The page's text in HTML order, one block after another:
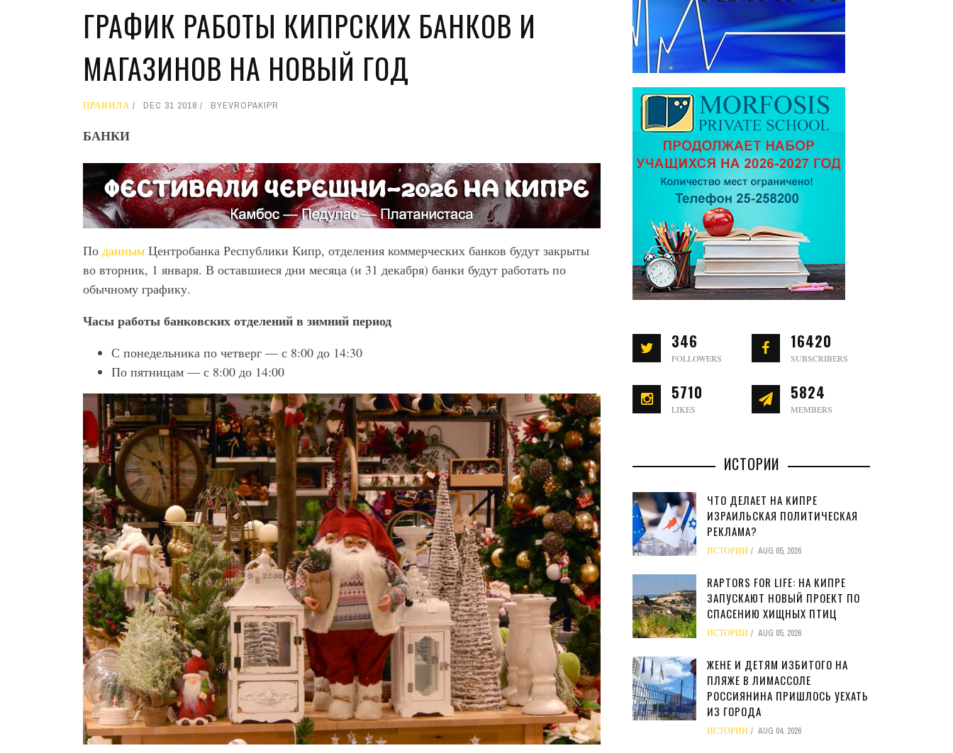
ГРАФИК РАБОТЫ КИПРСКИХ БАНКОВ И
МАГАЗИНОВ НА НОВЫЙ ГОД
ПРАВИЛА DEC 31 2018 BYEVROPAKIPR
БАНКИ
По данным Центробанка Республики Кипр, отделения коммерческих банков будут закрыты
во вторник, 1 января. В оставшиеся дни месяца (и 31 декабря) банки будут работать по
обычному графику.
Часы работы банковских отделений в зимний период
С понедельника по четверг — с 8:00 до 14:30
По пятницам — с 8:00 до 14:00
346
FOLLOWERS
16420
SUBSCRIBERS
5710
LIKES
5824
MEMBERS
ИСТОРИИ
ЧТО ДЕЛАЕТ НА КИПРЕ
ИЗРАИЛЬСКАЯ ПОЛИТИЧЕСКАЯ
РЕКЛАМА?
ИСТОРИИ AUG 05, 2026
RAPTORS FOR LIFE: НА КИПРЕ
ЗАПУСКАЮТ НОВЫЙ ПРОЕКТ ПО
СПАСЕНИЮ ХИЩНЫХ ПТИЦ
ИСТОРИИ AUG 05, 2026
ЖЕНЕ И ДЕТЯМ ИЗБИТОГО НА
ПЛЯЖЕ В ЛИМАССОЛЕ
РОССИЯНИНА ПРИШЛОСЬ УЕХАТЬ
ИЗ ГОРОДА
ИСТОРИИ AUG 04, 2026